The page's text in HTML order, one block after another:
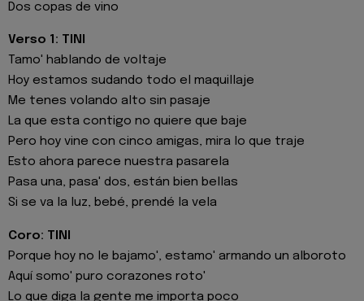
Dos copas de vino
Verso 1: TINI
Tamo' hablando de voltaje
Hoy estamos sudando todo el maquillaje
Me tenes volando alto sin pasaje
La que esta contigo no quiere que baje
Pero hoy vine con cinco amigas, mira lo que traje
Esto ahora parece nuestra pasarela
Pasa una, pasa' dos, están bien bellas
Si se va la luz, bebé, prendé la vela
Coro: TINI
Porque hoy no le bajamo', estamo' armando un alboroto
Aquí somo' puro corazones roto'
Lo que diga la gente me importa poco